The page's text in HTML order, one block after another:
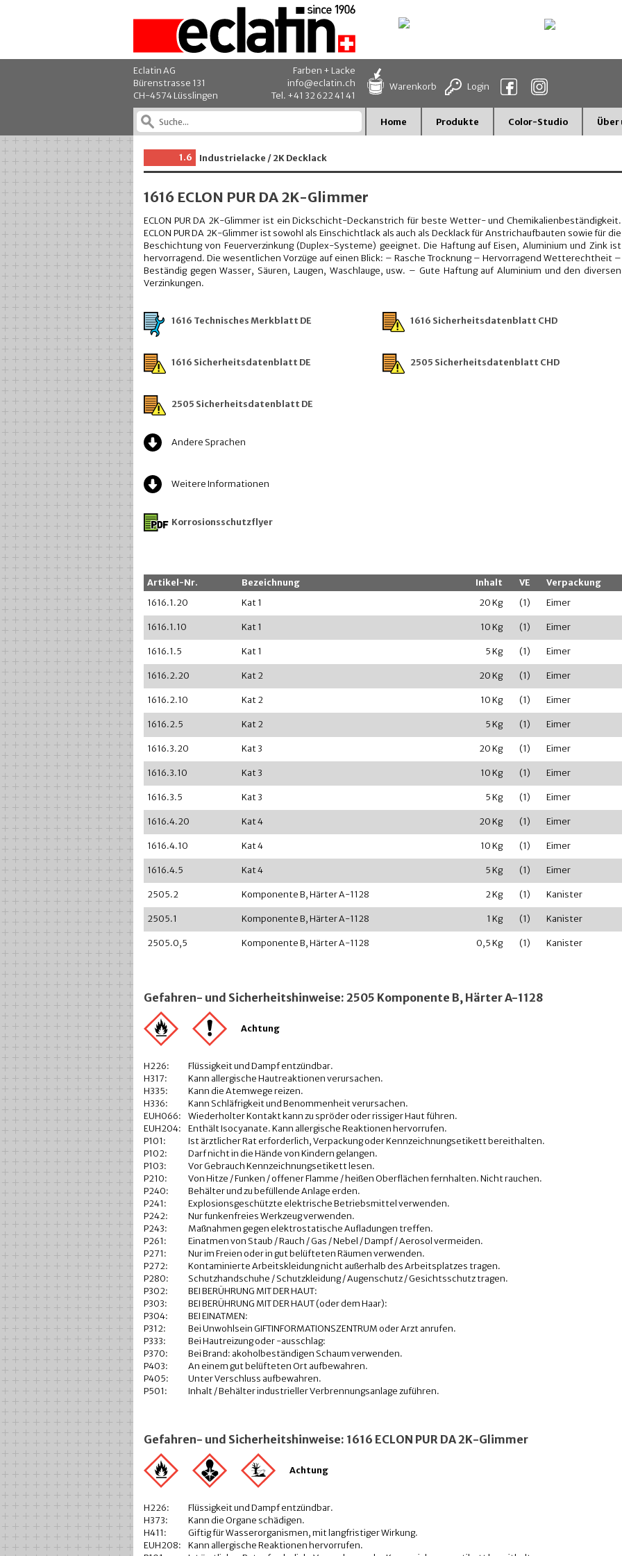
Eclatin AG
Bürenstrasse 131
CH-4574 Lüsslingen
Farben + Lacke
info@eclatin.ch
Tel. +41 32 622 41 41
Warenkorb Login
Home Produkte Color-Studio Über
1.6 Industrielacke / 2K Decklack
1616 ECLON PUR DA 2K-Glimmer
ECLON PUR DA 2K-Glimmer ist ein Dickschicht-Deckanstrich für beste Wetter- und Chemikalienbeständigkeit.
ECLON PUR DA 2K-Glimmer ist sowohl als Einschichtlack als auch als Decklack für Anstrichaufbauten sowie für die
Beschichtung von Feuerverzinkung (Duplex-Systeme) geeignet. Die Haftung auf Eisen, Aluminium und Zink ist
hervorragend. Die wesentlichen Vorzüge auf einen Blick: – Rasche Trocknung – Hervorragend Wetterechtheit –
Beständig gegen Wasser, Säuren, Laugen, Waschlauge, usw. – Gute Haftung auf Aluminium und den diversen
Verzinkungen.
1616 Technisches Merkblatt DE 1616 Sicherheitsdatenblatt CHD
1616 Sicherheitsdatenblatt DE 2505 Sicherheitsdatenblatt CHD
2505 Sicherheitsdatenblatt DE
Andere Sprachen
Weitere Informationen
Korrosionsschutzflyer
Artikel-Nr. Bezeichnung Inhalt VE
Verpackung
1616.1.20
Kat 1 20 Kg (1) Eimer
1616.1.10 Kat 1 10 Kg (1) Eimer
1616.1.5 Kat 1 5 Kg (1) Eimer
1616.2.20 Kat 2 20 Kg (1) Eimer
1616.2.10 Kat 2 10 Kg (1) Eimer
1616.2.5 Kat 2 5 Kg (1) Eimer
1616.3.20 Kat 3 20 Kg (1) Eimer
1616.3.10 Kat 3 10 Kg (1) Eimer
1616.3.5 Kat 3 5 Kg (1) Eimer
1616.4.20 Kat 4 20 Kg (1) Eimer
1616.4.10 Kat 4 10 Kg (1) Eimer
1616.4.5 Kat 4 5 Kg (1) Eimer
2505.2 Komponente B, Härter A-1128 2 Kg (1) Kanister
2505.1 Komponente B, Härter A-1128 1 Kg (1) Kanister
2505.0,5 Komponente B, Härter A-1128 0,5 Kg (1) Kanister
Gefahren- und Sicherheitshinweise: 2505 Komponente B, Härter A-1128
Achtung
H226:
Flüssigkeit und Dampf entzündbar.
H317:
Kann allergische Hautreaktionen verursachen.
H335:
Kann die Atemwege reizen.
H336:
Kann Schläfrigkeit und Benommenheit verursachen.
EUH066:
Wiederholter Kontakt kann zu spröder oder rissiger Haut führen.
EUH204:
Enthält Isocyanate. Kann allergische Reaktionen hervorrufen.
P101:
Ist ärztlicher Rat erforderlich, Verpackung oder Kennzeichnungsetikett bereithalten.
P102:
Darf nicht in die Hände von Kindern gelangen.
P103:
Vor Gebrauch Kennzeichnungsetikett lesen.
P210:
Von Hitze / Funken / offener Flamme / heißen Oberflächen fernhalten. Nicht rauchen.
P240:
Behälter und zu befüllende Anlage erden.
P241:
Explosionsgeschützte elektrische Betriebsmittel verwenden.
P242:
Nur funkenfreies Werkzeug verwenden.
P243:
Maßnahmen gegen elektrostatische Aufladungen treffen.
P261:
Einatmen von Staub / Rauch / Gas / ­Nebel / Dampf / Aerosol vermeiden.
P271:
Nur im Freien oder in gut belüfteten Räumen verwenden.
P272:
Kontaminierte Arbeitskleidung nicht außerhalb des Arbeitsplatzes tragen.
P280:
Schutzhandschuhe / Schutzkleidung / Augenschutz / Gesichtsschutz tragen.
P302:
BEI BERÜHRUNG MIT DER HAUT:
P303:
BEI BERÜHRUNG MIT DER HAUT (oder dem Haar):
P304:
BEI EINATMEN:
P312:
Bei Unwohlsein GIFTINFORMATIONSZENTRUM oder Arzt anrufen.
P333:
Bei Hautreizung oder -ausschlag:
P370:
Bei Brand: akoholbeständigen Schaum verwenden.
P403:
An einem gut belüfteten Ort aufbewahren.
P405:
Unter Verschluss aufbewahren.
P501:
Inhalt / Behälter industrieller Verbrennungsanlage zuführen.
Gefahren- und Sicherheitshinweise: 1616 ECLON PUR DA 2K-Glimmer
Achtung
H226:
Flüssigkeit und Dampf entzündbar.
H373:
Kann die Organe schädigen.
H411:
Giftig für Wasserorganismen, mit langfristiger Wirkung.
EUH208:
Kann allergische Reaktionen hervorrufen.